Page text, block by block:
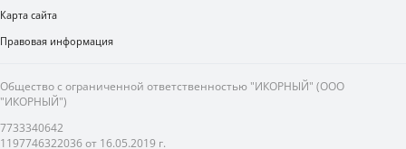
Карта сайта
Правовая информация
Общество с ограниченной ответственностью "ИКОРНЫЙ" (ООО
"ИКОРНЫЙ")
7733340642
1197746322036 от 16.05.2019 г.